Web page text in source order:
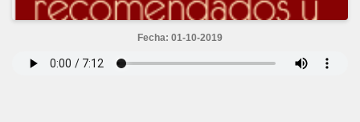
Fecha: 01-10-2019